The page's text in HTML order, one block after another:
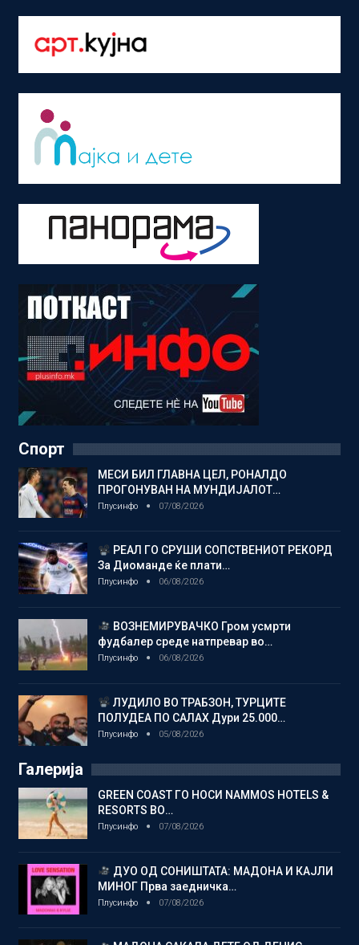
Спорт
МЕСИ БИЛ ГЛАВНА ЦЕЛ, РОНАЛДО
ПРОГОНУВАН НА МУНДИЈАЛОТ…
Плусинфо 07/08/2026
РЕАЛ ГО СРУШИ СОПСТВЕНИОТ РЕКОРД
За Диоманде ќе плати…
Плусинфо 06/08/2026
ВОЗНЕМИРУВАЧКО Гром усмрти
фудбалер среде натпревар во…
Плусинфо 06/08/2026
ЛУДИЛО ВО ТРАБЗОН, ТУРЦИТЕ
ПОЛУДЕА ПО САЛАХ Дури 25.000…
Плусинфо 05/08/2026
Галерија
GREEN COAST ГО НОСИ NAMMOS HOTELS &
RESORTS ВО…
Плусинфо 07/08/2026
ДУО ОД СОНИШТАТА: МАДОНА И КАЈЛИ
МИНОГ Прва заедничка…
Плусинфо 07/08/2026